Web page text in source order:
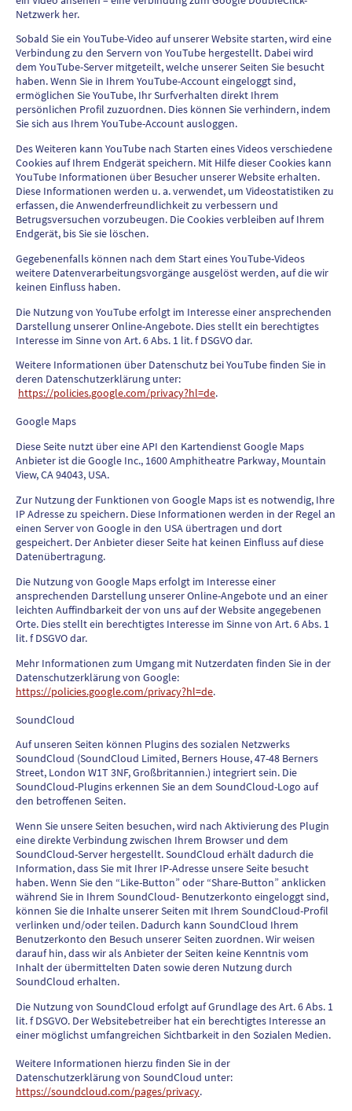
Netzwerk her.
Sobald Sie ein YouTube-Video auf unserer Website starten, wird eine
Verbindung zu den Servern von YouTube hergestellt. Dabei wird
dem YouTube-Server mitgeteilt, welche unserer Seiten Sie besucht
haben. Wenn Sie in Ihrem YouTube-Account eingeloggt sind,
ermöglichen Sie YouTube, Ihr Surfverhalten direkt Ihrem
persönlichen Profil zuzuordnen. Dies können Sie verhindern, indem
Sie sich aus Ihrem YouTube-Account ausloggen.
Des Weiteren kann YouTube nach Starten eines Videos verschiedene
Cookies auf Ihrem Endgerät speichern. Mit Hilfe dieser Cookies kann
YouTube Informationen über Besucher unserer Website erhalten.
Diese Informationen werden u. a. verwendet, um Videostatistiken zu
erfassen, die Anwenderfreundlichkeit zu verbessern und
Betrugsversuchen vorzubeugen. Die Cookies verbleiben auf Ihrem
Endgerät, bis Sie sie löschen.
Gegebenenfalls können nach dem Start eines YouTube-Videos
weitere Datenverarbeitungsvorgänge ausgelöst werden, auf die wir
keinen Einfluss haben.
Die Nutzung von YouTube erfolgt im Interesse einer ansprechenden
Darstellung unserer Online-Angebote. Dies stellt ein berechtigtes
Interesse im Sinne von Art. 6 Abs. 1 lit. f DSGVO dar.
Weitere Informationen über Datenschutz bei YouTube finden Sie in
deren Datenschutzerklärung unter:
https://policies.google.com/privacy?hl=de.
Google Maps
Diese Seite nutzt über eine API den Kartendienst Google Maps
Anbieter ist die Google Inc., 1600 Amphitheatre Parkway, Mountain
View, CA 94043, USA.
Zur Nutzung der Funktionen von Google Maps ist es notwendig, Ihre
IP Adresse zu speichern. Diese Informationen werden in der Regel an
einen Server von Google in den USA übertragen und dort
gespeichert. Der Anbieter dieser Seite hat keinen Einfluss auf diese
Datenübertragung.
Die Nutzung von Google Maps erfolgt im Interesse einer
ansprechenden Darstellung unserer Online-Angebote und an einer
leichten Auffindbarkeit der von uns auf der Website angegebenen
Orte. Dies stellt ein berechtigtes Interesse im Sinne von Art. 6 Abs. 1
lit. f DSGVO dar.
Mehr Informationen zum Umgang mit Nutzerdaten finden Sie in der
Datenschutzerklärung von Google:
https://policies.google.com/privacy?hl=de.
SoundCloud
Auf unseren Seiten können Plugins des sozialen Netzwerks
SoundCloud (SoundCloud Limited, Berners House, 47-48 Berners
Street, London W1T 3NF, Großbritannien.) integriert sein. Die
SoundCloud-Plugins erkennen Sie an dem SoundCloud-Logo auf
den betroffenen Seiten.
Wenn Sie unsere Seiten besuchen, wird nach Aktivierung des Plugin
eine direkte Verbindung zwischen Ihrem Browser und dem
SoundCloud-Server hergestellt. SoundCloud erhält dadurch die
Information, dass Sie mit Ihrer IP-Adresse unsere Seite besucht
haben. Wenn Sie den “Like-Button” oder “Share-Button” anklicken
während Sie in Ihrem SoundCloud- Benutzerkonto eingeloggt sind,
können Sie die Inhalte unserer Seiten mit Ihrem SoundCloud-Profil
verlinken und/oder teilen. Dadurch kann SoundCloud Ihrem
Benutzerkonto den Besuch unserer Seiten zuordnen. Wir weisen
darauf hin, dass wir als Anbieter der Seiten keine Kenntnis vom
Inhalt der übermittelten Daten sowie deren Nutzung durch
SoundCloud erhalten.
Die Nutzung von SoundCloud erfolgt auf Grundlage des Art. 6 Abs. 1
lit. f DSGVO. Der Websitebetreiber hat ein berechtigtes Interesse an
einer möglichst umfangreichen Sichtbarkeit in den Sozialen Medien.
Weitere Informationen hierzu finden Sie in der
Datenschutzerklärung von SoundCloud unter:
https://soundcloud.com/pages/privacy.